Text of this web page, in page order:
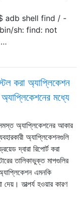
adb shell find / -
sh: find: not
…
করা অ্যাপ্লিকেশন
মধ্যে
অ্যাপ্লিকেশনের আকার
অ্যাপ্লিকেশনগুলি
দ্বারা রিপোর্ট করা
তালিকাভুক্ত মাপগুলির
এমনকি
তাত্পর্য হওয়ার কারণ